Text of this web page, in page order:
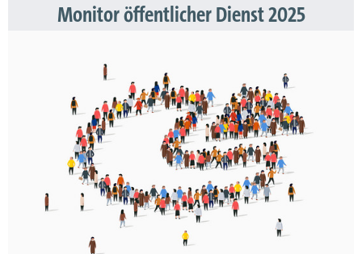
Monitor öffentlicher Dienst 2025